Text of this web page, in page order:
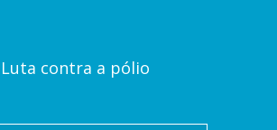
Luta contra a pólio